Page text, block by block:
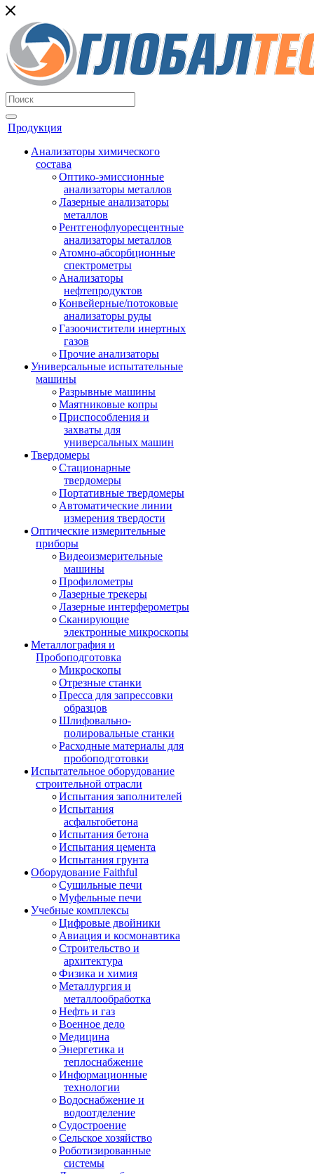
Продукция
Анализаторы химического
состава
Оптико-эмиссионные
анализаторы металлов
Лазерные анализаторы
металлов
Рентгенофлуоресцентные
анализаторы металлов
Атомно-абсорбционные
спектрометры
Анализаторы
нефтепродуктов
Конвейерные/потоковые
анализаторы руды
Газоочистители инертных
газов
Прочие анализаторы
Универсальные испытательные
машины
Разрывные машины
Маятниковые копры
Приспособления и
захваты для
универсальных машин
Твердомеры
Стационарные
твердомеры
Портативные твердомеры
Автоматические линии
измерения твердости
Оптические измерительные
приборы
Видеоизмерительные
машины
Профилометры
Лазерные трекеры
Лазерные интерферометры
Сканирующие
электронные микроскопы
Металлография и
Пробоподготовка
Микроскопы
Отрезные станки
Пресса для запрессовки
образцов
Шлифовально-
полировальные станки
Расходные материалы для
пробоподготовки
Испытательное оборудование
строительной отрасли
Испытания заполнителей
Испытания
асфальтобетона
Испытания бетона
Испытания цемента
Испытания грунта
Оборудование Faithful
Сушильные печи
Муфельные печи
Учебные комплексы
Цифровые двойники
Авиация и космонавтика
Строительство и
архитектура
Физика и химия
Металлургия и
металлообработка
Нефть и газ
Военное дело
Медицина
Энергетика и
теплоснабжение
Информационные
технологии
Водоснабжение и
водоотделение
Судостроение
Сельское хозяйство
Роботизированные
системы